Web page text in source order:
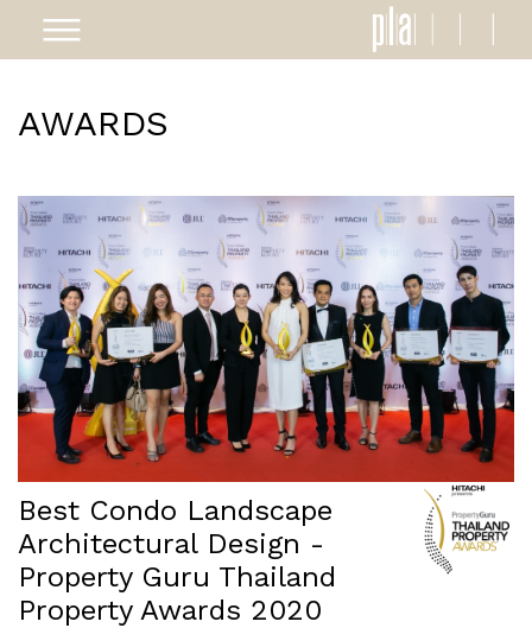
AWARDS
Best Condo Landscape
Architectural Design -
Property Guru Thailand
Property Awards 2020
ABOUT
PROJECTS
AWARDS
NEWS
CAREER
CONTACT